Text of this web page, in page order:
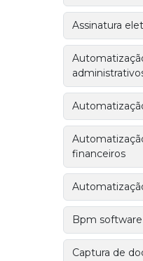
Assinatura
financeiros
Bpm software
Captura de